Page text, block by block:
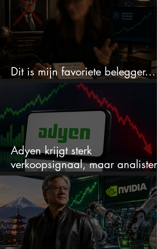
Dit is mijn favoriete belegger…
en het is niet Warren Buffett
Adyen krijgt sterk
verkoopsignaal, maar analisten
zien juist een koopkans